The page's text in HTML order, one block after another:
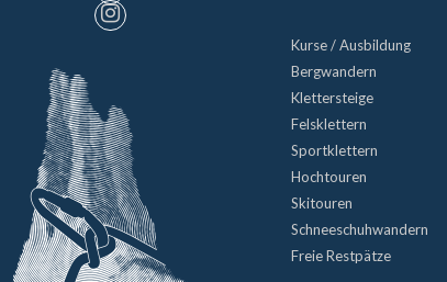
Kurse / Ausbildung
Bergwandern
Klettersteige
Felsklettern
Sportklettern
Hochtouren
Skitouren
Schneeschuhwandern
Freie Restpätze